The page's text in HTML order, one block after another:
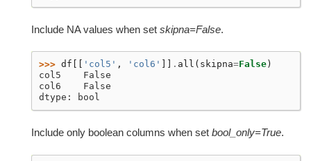
Include NA values when set skipna=False.
>>> df 'col5' , 'col6' . all ( skipna=False )
col5    False
col6    False
dtype: bool
Include only boolean columns when set bool_only=True.